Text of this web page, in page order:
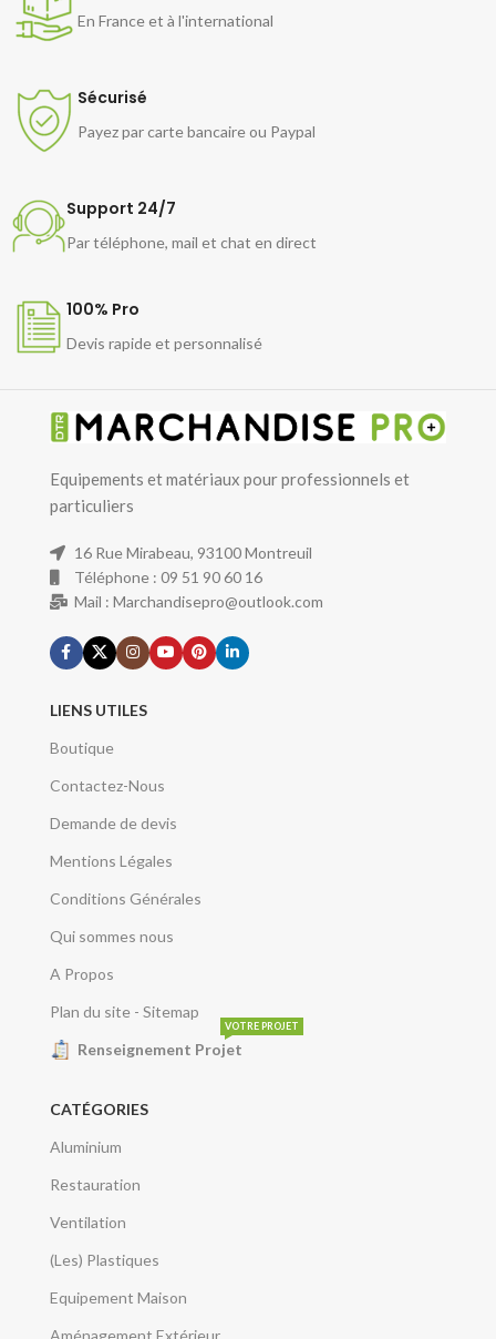
En France et à l'international
Sécurisé
Payez par carte bancaire ou Paypal
Support 24/7
Par téléphone, mail et chat en direct
100% Pro
Devis rapide et personnalisé
Equipements et matériaux pour professionnels et
particuliers
16 Rue Mirabeau, 93100 Montreuil
Téléphone : 09 51 90 60 16
Mail : Marchandisepro@outlook.com
LIENS UTILES
Boutique
Contactez-Nous
Demande de devis
Mentions Légales
Conditions Générales
Qui sommes nous
A Propos
Plan du site - Sitemap
Renseignement Projet
VOTRE PROJET
CATÉGORIES
Aluminium
Restauration
Ventilation
(Les) Plastiques
Equipement Maison
Aménagement Extérieur